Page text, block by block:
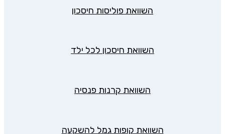
השוואת פוליסות חיסכון
השוואת חיסכון לכל ילד
השוואת קרנות פנסיה
השוואת קופות גמל להשקעה